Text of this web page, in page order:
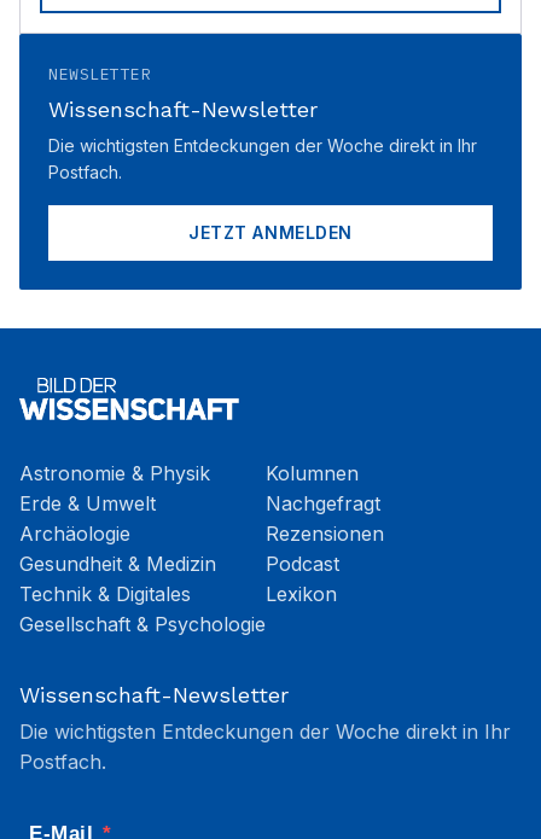
NEWSLETTER
Wissenschaft-Newsletter
Die wichtigsten Entdeckungen der Woche direkt in Ihr
Postfach.
JETZT ANMELDEN
Astronomie & Physik
Erde & Umwelt
Archäologie
Gesundheit & Medizin
Technik & Digitales
Gesellschaft & Psychologie
Kolumnen
Nachgefragt
Rezensionen
Podcast
Lexikon
Wissenschaft-Newsletter
Die wichtigsten Entdeckungen der Woche direkt in Ihr
Postfach.